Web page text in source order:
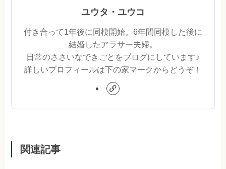
ユウタ・ユウコ
付き合って1年後に同棲開始。6年間同棲した後に
結婚したアラサー夫婦。
日常のささいなできごとをブログにしています♪
詳しいプロフィールは下の家マークからどうぞ！
関連記事